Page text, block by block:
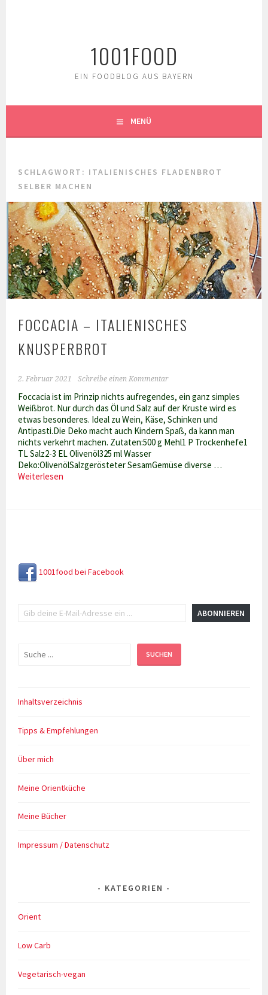
1001FOOD
EIN FOODBLOG AUS BAYERN
MENÜ
SCHLAGWORT: ITALIENISCHES FLADENBROT
SELBER MACHEN
FOCCACIA – ITALIENISCHES
KNUSPERBROT
2. Februar 2021 Schreibe einen Kommentar
Foccacia ist im Prinzip nichts aufregendes, ein ganz simples
Weißbrot. Nur durch das Öl und Salz auf der Kruste wird es
etwas besonderes. Ideal zu Wein, Käse, Schinken und
Antipasti.Die Deko macht auch Kindern Spaß, da kann man
nichts verkehrt machen. Zutaten:500 g Mehl1 P Trockenhefe1
TL Salz2-3 EL Olivenöl325 ml Wasser
Deko:OlivenölSalzgerösteter SesamGemüse diverse …
Weiterlesen
1001food bei Facebook
ABONNIEREN
Suchen SUCHEN
Inhaltsverzeichnis
Tipps & Empfehlungen
Über mich
Meine Orientküche
Meine Bücher
Impressum / Datenschutz
KATEGORIEN
Orient
Low Carb
Vegetarisch-vegan